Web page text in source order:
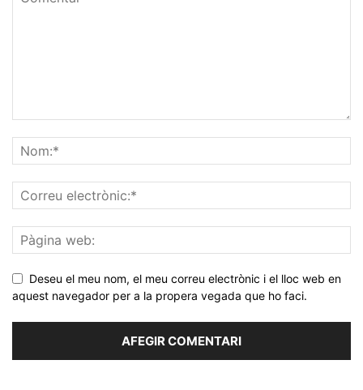
Deseu el meu nom, el meu correu electrònic i el lloc web en
aquest navegador per a la propera vegada que ho faci.